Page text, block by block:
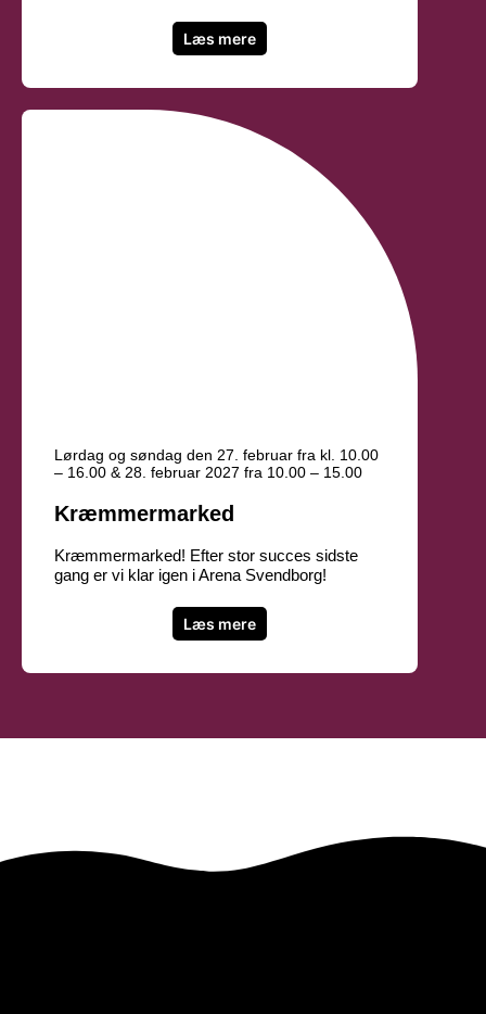
Læs mere
Lørdag og søndag den 27. februar fra kl. 10.00
– 16.00 & 28. februar 2027 fra 10.00 – 15.00
Kræmmermarked
Kræmmermarked! Efter stor succes sidste
gang er vi klar igen i Arena Svendborg!
Læs mere